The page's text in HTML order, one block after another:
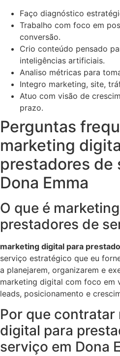
Faço diagnóstico
Trabalho com foco em
conversão.
Crio conteúdo pensado
inteligências artificiais.
Analiso métricas para
Integro marketing, site,
Atuo com visão de
prazo.
Perguntas
marketing
prestadores de
Dona Emma
O que é
prestadores de
marketing digital para
serviço estratégico que eu
a planejarem, organizarem e
marketing digital com foco em
leads, posicionamento e
Por que contratar
digital para
serviço em Dona